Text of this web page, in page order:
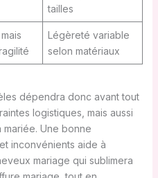
tailles
Légèreté variable
selon matériaux
dépendra donc avant tout
logistiques, mais aussi
Une bonne
inconvénients aide à
mariage qui sublimera